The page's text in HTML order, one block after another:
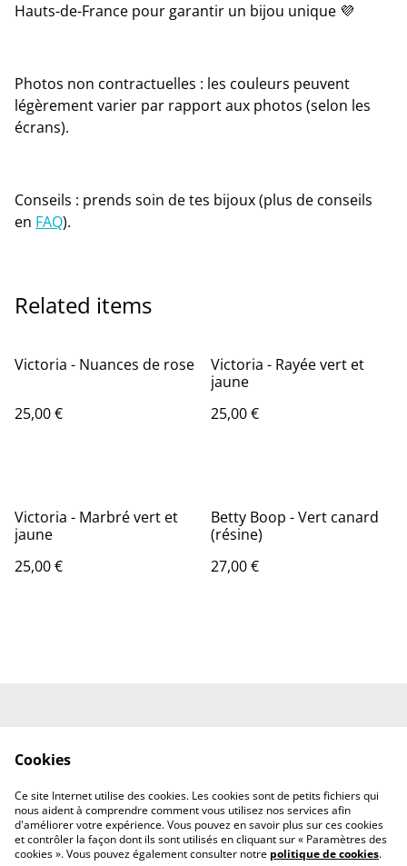
Hauts-de-France pour garantir un bijou unique 💜
Photos non contractuelles : les couleurs peuvent
légèrement varier par rapport aux photos (selon les
écrans).
Conseils : prends soin de tes bijoux (plus de conseils
en FAQ).
Related items
Victoria - Nuances de rose
25,00 €
Victoria - Rayée vert et
jaune
25,00 €
Victoria - Marbré vert et
jaune
25,00 €
Betty Boop - Vert canard
(résine)
27,00 €
Confidentialité
Nous contacter
Cookies
Ce site Internet utilise des cookies. Les cookies sont de petits fichiers qui
nous aident à comprendre comment vous utilisez nos services afin
d'améliorer votre expérience. Vous pouvez en savoir plus sur ces cookies
et contrôler la façon dont ils sont utilisés en cliquant sur « Paramètres des
cookies ». Vous pouvez également consulter notre politique de cookies.